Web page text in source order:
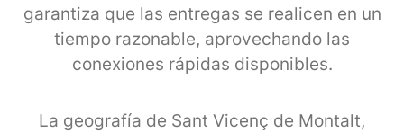
garantiza que las entregas se realicen en un
tiempo razonable, aprovechando las
conexiones rápidas disponibles.
La geografía de Sant Vicenç de Montalt,